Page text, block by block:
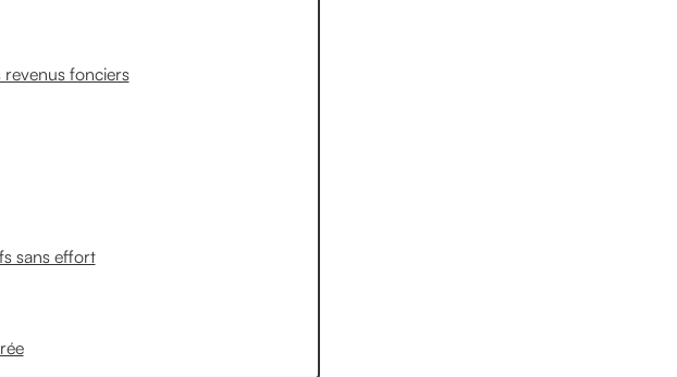
revenus fonciers
sans effort